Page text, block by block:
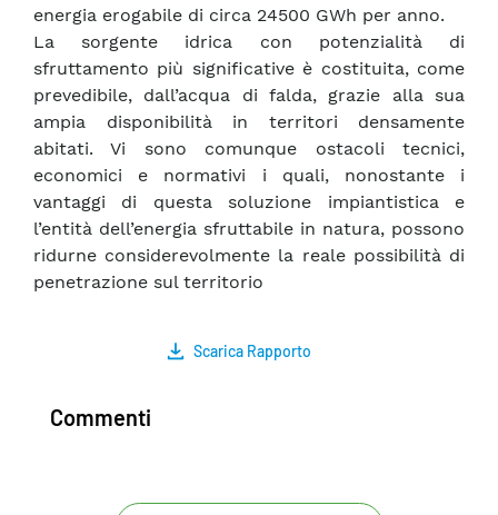
energia erogabile di circa 24500 GWh per anno.
La sorgente idrica con potenzialità di
sfruttamento più significative è costituita, come
prevedibile, dall’acqua di falda, grazie alla sua
ampia disponibilità in territori densamente
abitati. Vi sono comunque ostacoli tecnici,
economici e normativi i quali, nonostante i
vantaggi di questa soluzione impiantistica e
l’entità dell’energia sfruttabile in natura, possono
ridurne considerevolmente la reale possibilità di
penetrazione sul territorio
Scarica Rapporto
Commenti